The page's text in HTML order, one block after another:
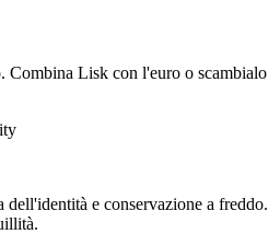
Combina Lisk con l'euro o scambialo
e conservazione a freddo.